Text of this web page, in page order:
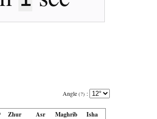
Angle (?) :
Zhur Asr Maghrib Isha